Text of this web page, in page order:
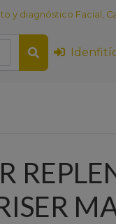
y diagnóstico Facial,